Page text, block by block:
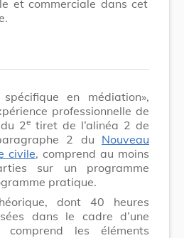
et commerciale dans cet
en médiation»,
professionnelle de
2e tiret de l’alinéa 2 de
2 du Nouveau
civile, comprend au moins
sur un programme
pratique.
dont 40 heures
dans le cadre d’une
comprend les éléments